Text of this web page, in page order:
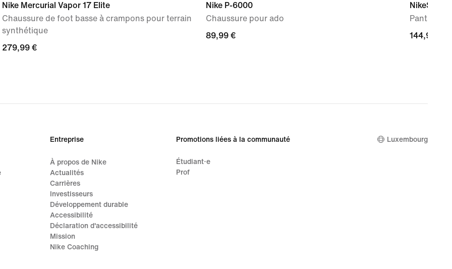
Nike Mercurial Vapor 17 Elite
Chaussure de foot basse à crampons pour terrain
synthétique
279,99 €
279,99 €
Nike P-6000
Chaussure pour ado
89,99 €
89,99 €
Pantalon
144,99 €
144,99 €
Entreprise
À propos de Nike
Actualités
Carrières
Investisseurs
Développement durable
Accessibilité
Déclaration d'accessibilité
Mission
Nike Coaching
Promotions liées à la communauté
Étudiant·e
Prof
Luxembourg